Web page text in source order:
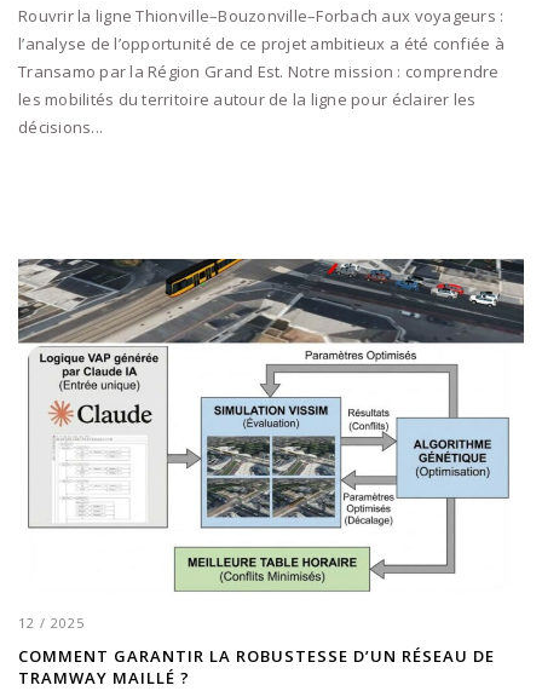
Rouvrir la ligne Thionville–Bouzonville–Forbach aux voyageurs :
l’analyse de l’opportunité de ce projet ambitieux a été confiée à
Transamo par la Région Grand Est. Notre mission : comprendre
les mobilités du territoire autour de la ligne pour éclairer les
décisions...
12 / 2025
COMMENT GARANTIR LA ROBUSTESSE D’UN RÉSEAU DE
TRAMWAY MAILLÉ ?